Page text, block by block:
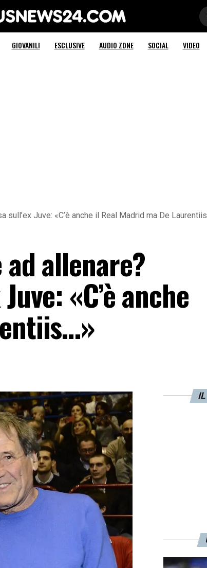
News 24
GIOVANILI ESCLUSIVE AUDIO ZONE SOCIAL VIDEO
Juve: «C’è anche il Real Madrid ma De
allenare?
«C’è anche
IL